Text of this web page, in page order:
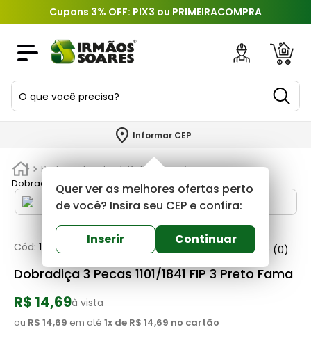
Cupons 3% OFF: PIX3 ou PRIMEIRACOMPRA
O que você precisa?
Informar CEP
Quer ver as melhores ofertas perto
de você? Insira seu CEP e confira:
Inserir Continuar
Portas e Janelas
Dobradicas
Dobradiça 3 Pecas 1101/1841 FIP 3 Preto Fama
Cód:115061 Fama (0)
Dobradiça 3 Pecas 1101/1841 FIP 3 Preto Fama
R$ 14,69à vista
ou R$ 14,69 em até 1x de R$ 14,69 no cartão
TERMOS MAIS BUSCADOS
2º
3º
porta
revestimento
5º
argamassa
6º
telha
7º
tinta
8º
cimento